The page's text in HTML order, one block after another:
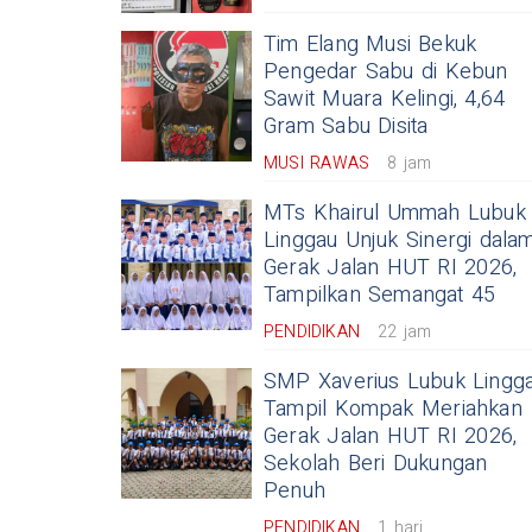
Tim Elang Musi Bekuk
Pengedar Sabu di Kebun
Sawit Muara Kelingi, 4,64
Gram Sabu Disita
MUSI RAWAS 8 jam
MTs Khairul Ummah Lubuk
Linggau Unjuk Sinergi
Gerak Jalan HUT RI 2026,
Tampilkan Semangat 45
PENDIDIKAN 22 jam
SMP Xaverius Lubuk
Tampil Kompak Meriahkan
Gerak Jalan HUT RI 2026,
Sekolah Beri Dukungan
Penuh